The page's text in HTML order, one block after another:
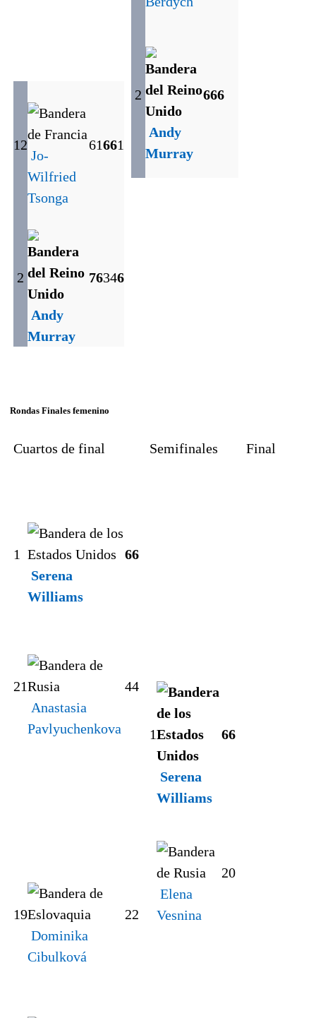
2
Andy
Murray
666
12
Jo-
Wilfried
Tsonga
61661
2
Andy
Murray
76346
Rondas Finales femenino
Cuartos de final Semifinales Final
1
Serena
Williams
66
21
Anastasia
Pavlyuchenkova
44
1
Serena
Williams
66
Elena
Vesnina
20
19
Dominika
Cibulková
22